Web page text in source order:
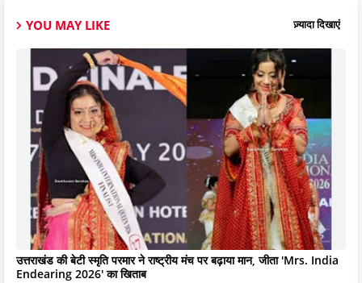
YOU MAY LIKE ज़्यादा दिखाएं
उत्तराखंड की बेटी स्मृति परमार ने राष्ट्रीय मंच पर बढ़ाया मान, जीता 'Mrs. India
Endearing 2026' का खिताब